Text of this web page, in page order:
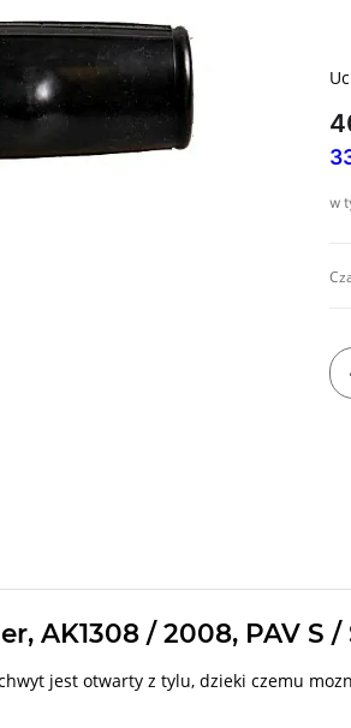
w
AK1308 / 2008, PAV S /
jest otwarty z tylu, dzieki czemu